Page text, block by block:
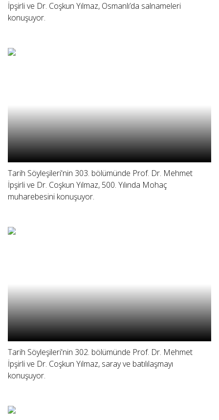
İpşirli ve Dr. Coşkun Yılmaz, Osmanlı’da salnameleri
konuşuyor.
Tarih Söyleşileri'nin 303. bölümünde Prof. Dr. Mehmet
İpşirli ve Dr. Coşkun Yılmaz, 500. Yılında Mohaç
muharebesini konuşuyor.
Tarih Söyleşileri'nin 302. bölümünde Prof. Dr. Mehmet
İpşirli ve Dr. Coşkun Yılmaz, saray ve batılılaşmayı
konuşuyor.